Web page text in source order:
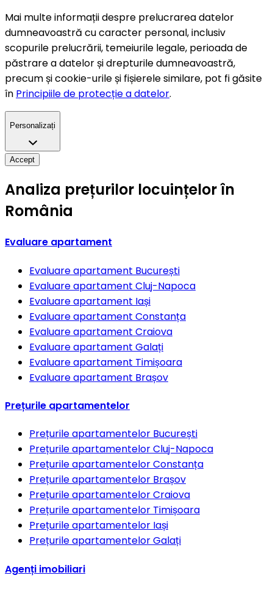
Mai multe informații despre prelucrarea datelor
dumneavoastră cu caracter personal, inclusiv
scopurile prelucrării, temeiurile legale, perioada de
păstrare a datelor și drepturile dumneavoastră,
precum și cookie-urile și fișierele similare, pot fi găsite
în Principiile de protecție a datelor.
Personalizați
Accept
Analiza prețurilor locuințelor în
România
Evaluare apartament
Evaluare apartament București
Evaluare apartament Cluj-Napoca
Evaluare apartament Iași
Evaluare apartament Constanța
Evaluare apartament Craiova
Evaluare apartament Galați
Evaluare apartament Timișoara
Evaluare apartament Brașov
Prețurile apartamentelor
Prețurile apartamentelor București
Prețurile apartamentelorCluj-Napoca
Prețurile apartamentelorConstanța
Prețurile apartamentelor Brașov
Prețurile apartamentelorCraiova
Prețurile apartamentelor Timișoara
Prețurile apartamentelor Iași
Prețurile apartamentelorGalați
Agenți imobiliari